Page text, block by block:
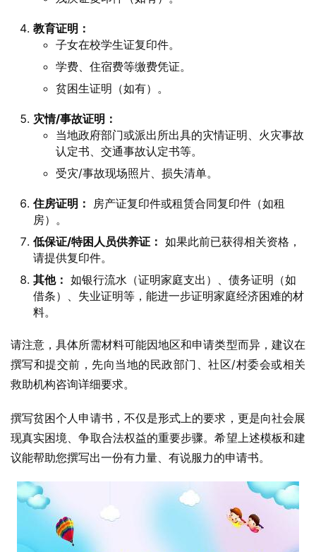
教育证明：
子女在校学生证复印件。
学费、住宿费等缴费凭证。
贫困生证明（如有）。
灾情/事故证明：
当地政府部门或派出所出具的灾情证明、火灾事故
认定书、交通事故认定书等。
受灾/事故现场照片、损失清单。
住房证明： 房产证复印件或租赁合同复印件（如租
房）。
低保证/特困人员供养证： 如果此前已获得相关资格，
请提供复印件。
其他： 如银行流水（证明家庭支出）、债务证明（如
借条）、失业证明等，能进一步证明家庭经济困难的材
料。
请注意，具体所需材料可能因地区和申请类型而异，建议在
撰写和提交前，先向当地的民政部门、社区/村委会或相关
救助机构咨询详细要求。
撰写贫困个人申请书，不仅是形式上的要求，更是向社会展
现真实困境、争取合法权益的重要步骤。希望上述模板和建
议能帮助您撰写出一份有力量、有说服力的申请书。